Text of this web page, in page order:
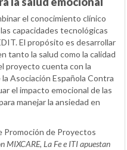
el conocimiento clínico
capacidades tecnológicas
El propósito es desarrollar
tanto la salud como la calidad
proyecto cuenta con la
Asociación Española Contra
el impacto emocional de las
manejar la ansiedad en
Promoción de Proyectos
MIXCARE, La Fe e ITI apuestan